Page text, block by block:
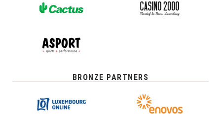
BRONZE PARTNERS